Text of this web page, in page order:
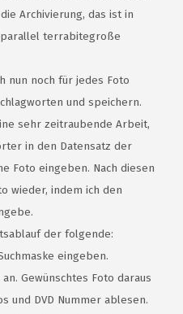
Archivierung, das ist in
parallel terrabitegroße
nun noch für jedes Foto
und speichern.
sehr zeitraubende Arbeit,
in den Datensatz der
Foto eingeben. Nach diesen
wieder, indem ich den
der folgende:
eingeben.
Gewünschtes Foto daraus
und DVD Nummer ablesen.